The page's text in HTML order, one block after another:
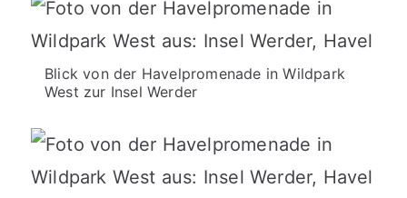
Blick von der Havelpromenade in Wildpark
West zur Insel Werder